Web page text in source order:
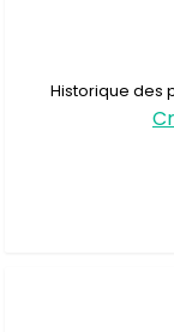
Historique des